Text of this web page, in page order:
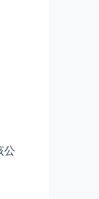
公